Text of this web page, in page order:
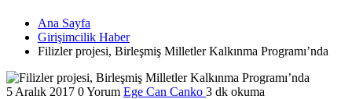
Ana Sayfa
Girişimcilik Haber
Filizler projesi, Birleşmiş Milletler Kalkınma Programı’nda
5 Aralık 2017 0 Yorum Ege Can Canko 3 dk okuma